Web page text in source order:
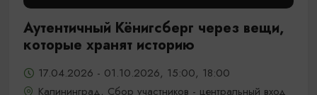
Аутентичный Кёнигсберг через вещи,
которые хранят историю
17.04.2026 - 01.10.2026, 15:00, 18:00
Калининград, Сбор участников - центральный вход